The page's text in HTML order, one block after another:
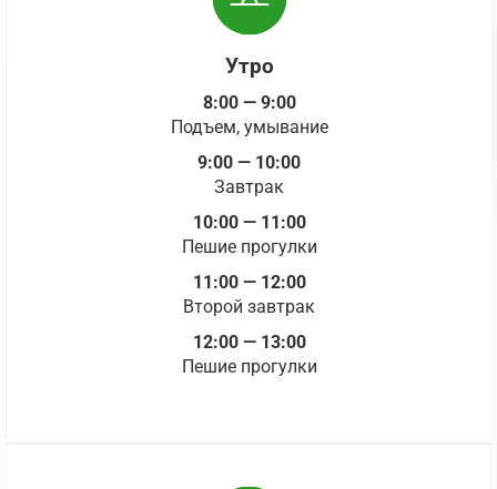
Утро
8:00 — 9:00
Подъем, умывание
9:00 — 10:00
Завтрак
10:00 — 11:00
Пешие прогулки
11:00 — 12:00
Второй завтрак
12:00 — 13:00
Пешие прогулки